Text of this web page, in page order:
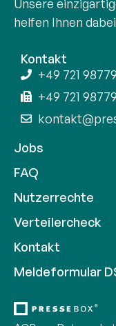
Unsere
helfen Ihnen
Kontakt
+49 721
+49 721
Jobs
FAQ
Nutzerrechte
Verteilercheck
Kontakt
Meldeformular